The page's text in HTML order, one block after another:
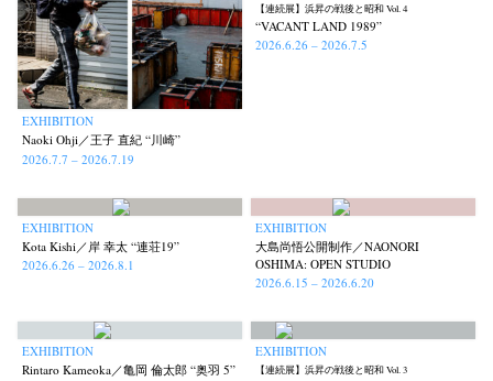
EXHIBITION
Naoki Ohji／王子 直紀 “川崎”
2026.7.7 – 2026.7.19
【連続展】浜昇の戦後と昭和 Vol. 4
“VACANT LAND 1989”
2026.6.26 – 2026.7.5
EXHIBITION
Kota Kishi／岸 幸太 “連荘19”
2026.6.26 – 2026.8.1
EXHIBITION
大島尚悟公開制作／NAONORI
OSHIMA: OPEN STUDIO
2026.6.15 – 2026.6.20
EXHIBITION
Rintaro Kameoka／亀岡 倫太郎 “奥羽 5”
EXHIBITION
【連続展】浜昇の戦後と昭和 Vol. 3